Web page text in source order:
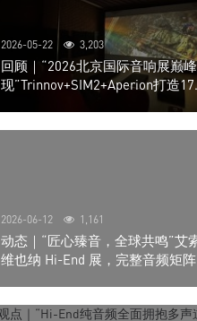
2026-05-22 3,203
回顾｜“2026北京国际音响展巅
现”Trinnov+SIM2+Aperion打造
2026-06-12 1,161
动态｜“匠心臻音，全球共鸣”艾
维也纳 Hi-End 展，完整音频矩阵